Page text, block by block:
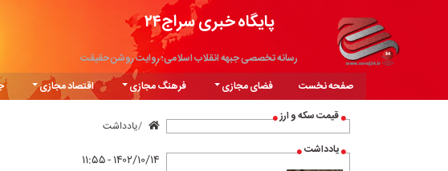
پایگاه خبری سراج۲۴
رسانه تخصصی جبهه انقلاب اسلامی؛ روایت روشن حقیقت
صفحه نخست فضای مجازی فرهنگ مجازی اقتصاد مجازی
قیمت سکه و ارز
یادداشت
یادداشت
۱۴۰۲/۱۰/۱۴ - ۱۱:۵۵